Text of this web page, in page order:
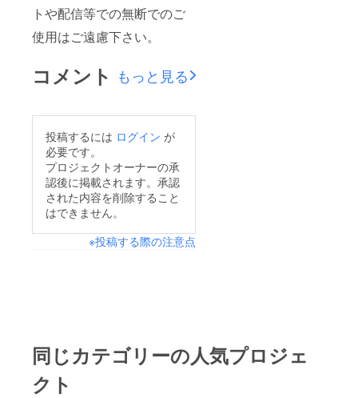
トや配信等での無断でのご
使用はご遠慮下さい。
コメント もっと見る
投稿するには ログイン が
必要です。
プロジェクトオーナーの承
認後に掲載されます。承認
された内容を削除すること
はできません。
※投稿する際の注意点
同じカテゴリーの人気プロジェ
クト